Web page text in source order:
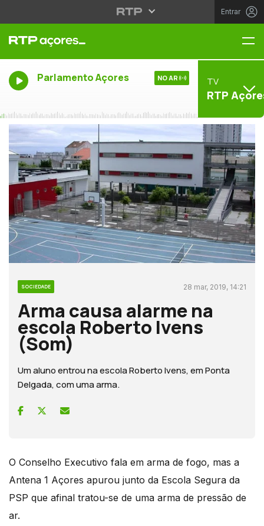
Entrar
Parlamento Açores NO AR TV
RTP
SOCIEDADE 28 mar, 2019, 14:21
Arma causa alarme na
escola Roberto Ivens
(Som)
Um aluno entrou na escola Roberto Ivens, em Ponta
Delgada, com uma arma.
O Conselho Executivo fala em arma de fogo, mas a
Antena 1 Açores apurou junto da Escola Segura da
PSP que afinal tratou-se de uma arma de pressão de
ar.